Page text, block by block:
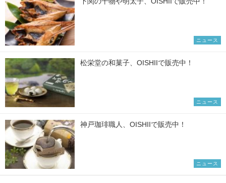
ニュース
松栄堂の和菓子、OISHIIで販売中！
ニュース
神戸珈琲職人、OISHIIで販売中！
ニュース